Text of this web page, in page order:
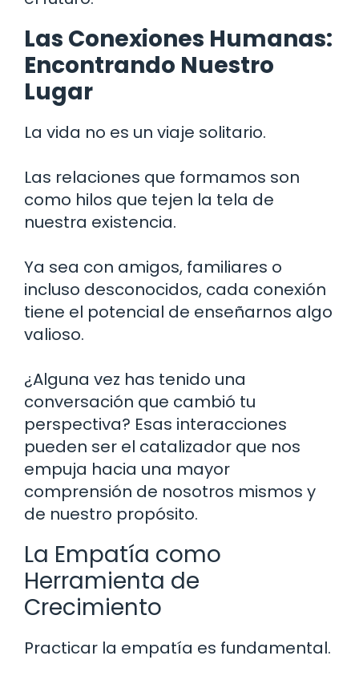
Las Conexiones Humanas:
Encontrando Nuestro
Lugar
La vida no es un viaje solitario.
Las relaciones que formamos son
como hilos que tejen la tela de
nuestra existencia.
Ya sea con amigos, familiares o
incluso desconocidos, cada conexión
tiene el potencial de enseñarnos algo
valioso.
¿Alguna vez has tenido una
conversación que cambió tu
perspectiva? Esas interacciones
pueden ser el catalizador que nos
empuja hacia una mayor
comprensión de nosotros mismos y
de nuestro propósito.
La Empatía como
Herramienta de
Crecimiento
Practicar la empatía es fundamental.